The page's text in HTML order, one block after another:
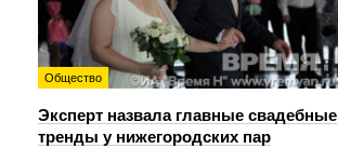
Общество
Эксперт назвала главные свадебные
тренды у нижегородских пар